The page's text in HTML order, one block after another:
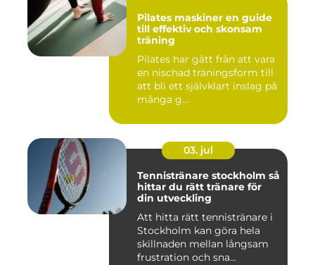
Pilates maskiner en guide
till effektiv och skonsam
träning
Pilates har gått från att vara
en nischad träningsform till
att bli ett självklart inslag på
många g...
03. jul
Tennistränare stockholm så
hittar du rätt tränare för
din utveckling
Att hitta rätt tennistränare i
Stockholm kan göra hela
skillnaden mellan långsam
frustration och sna...